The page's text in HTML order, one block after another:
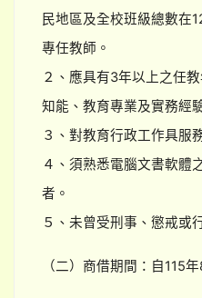
民地區及全校班級總數在
專任教師。
２、應具有3年以上之任
知能、教育專業及實務經
３、對教育行政工作具服
４、須熟悉電腦文書軟體
者。
５、未曾受刑事、懲戒或
（二）商借期間：自115